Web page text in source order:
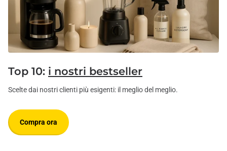
Top 10: i nostri bestseller
Scelte dai nostri clienti più esigenti: il meglio del meglio.
Compra ora